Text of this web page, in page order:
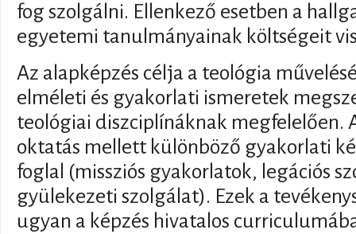
fog szolgálni. Ellenkező esetben a
egyetemi tanulmányainak költségeit
Az alapképzés célja a teológia
elméleti és gyakorlati ismeretek
teológiai diszciplínáknak megfelelően.
oktatás mellett különböző gyakorlati
foglal (missziós gyakorlatok, legációs
gyülekezeti szolgálat). Ezek a
ugyan a képzés hivatalos